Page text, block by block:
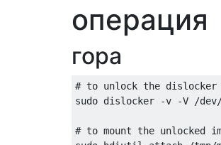
операция
гора
# to unlock the dislocker
sudo dislocker -v -V /dev/
# to mount the unlocked